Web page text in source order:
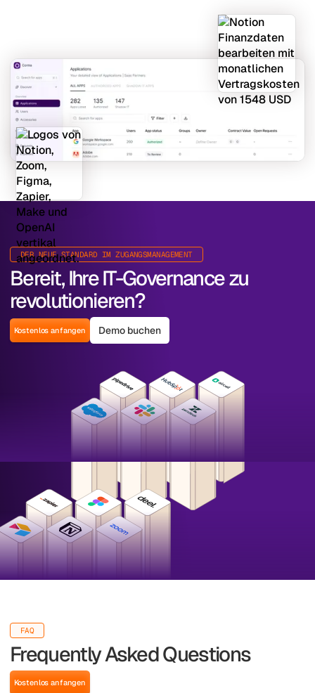
DER NEUE STANDARD IM ZUGANGSMANAGEMENT
Bereit, Ihre IT-Governance zu
revolutionieren?
Kostenlos anfangen Demo buchen
FAQ
Frequently Asked Questions
Kostenlos anfangen